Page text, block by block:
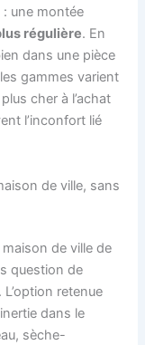
une montée
régulière. En
dans une pièce
gammes varient
cher à l’achat
l’inconfort lié
de ville, sans
de ville de
question de
retenue
dans le
sèche-